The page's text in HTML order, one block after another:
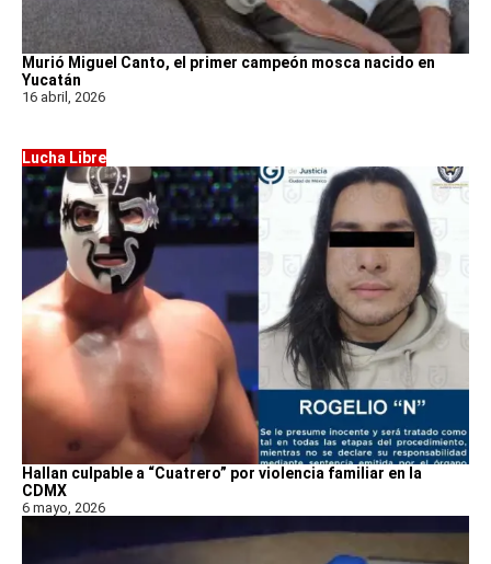
Murió Miguel Canto, el primer campeón mosca nacido en
Yucatán
16 abril, 2026
Lucha Libre
Hallan culpable a “Cuatrero” por violencia familiar en la
CDMX
6 mayo, 2026